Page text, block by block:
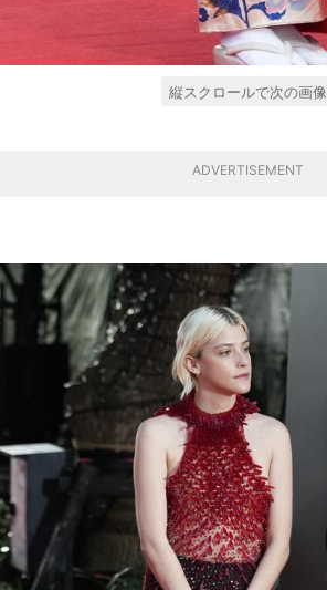
縦スクロールで次の画像
ADVERTISEMENT